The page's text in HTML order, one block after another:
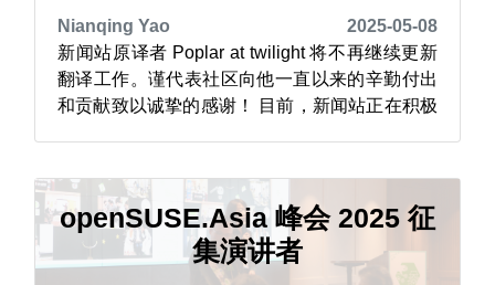
Nianqing Yao
2025-05-08
新闻站原译者 Poplar at twilight 将不再继续更新
翻译工作。谨代表社区向他一直以来的辛勤付出
和贡献致以诚挚的感谢！ 目前，新闻站正在积极
BearChild）。期待更多热心人士的加入，共同推
进 openSUSE 中文社区信息的交流传播...
openSUSE.Asia 峰会 2025 征
集演讲者